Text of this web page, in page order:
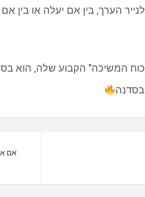
הערך, בין אם יעלה או בין
"כוח המשיכה" הקבוע שלה, הוא